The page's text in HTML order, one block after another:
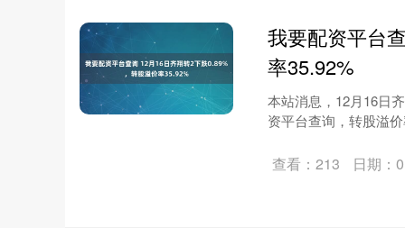
我要配资平台
率35.92%
本站消息，12月16日
资平台查询，转股溢
查看：213 日期：